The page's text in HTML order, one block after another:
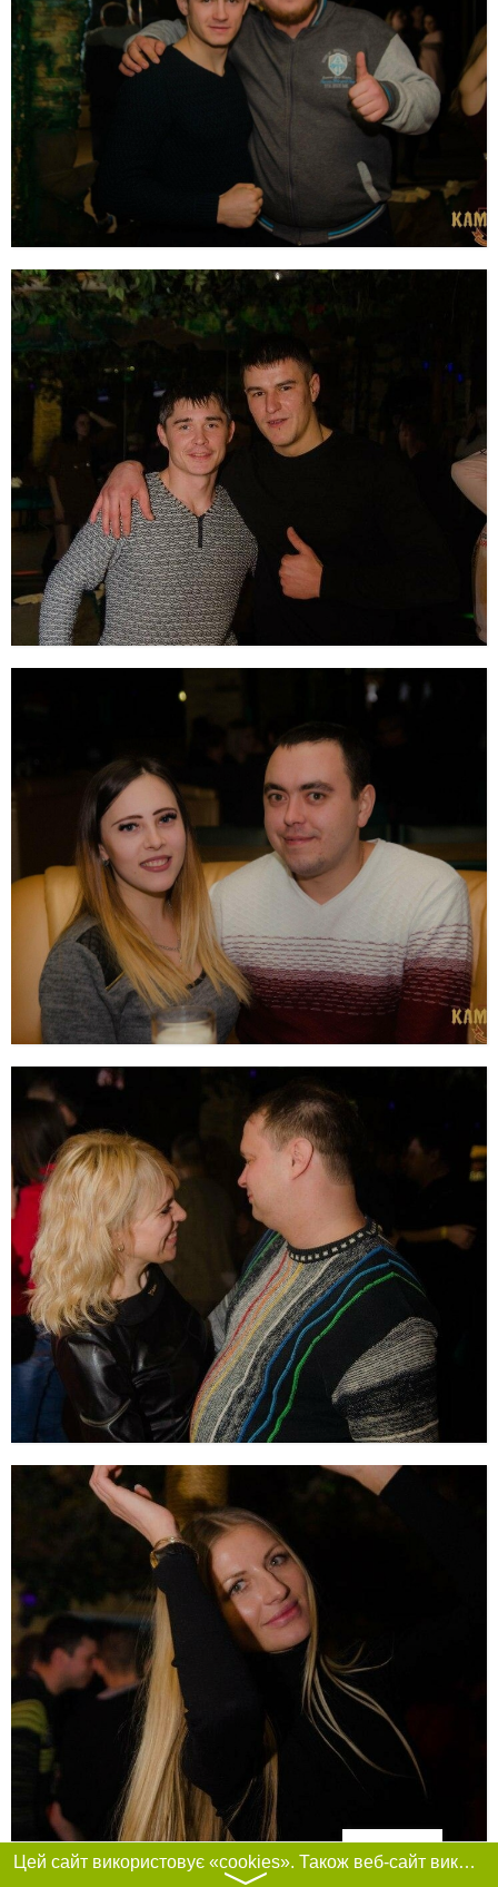
Фільтри
Цей сайт використовує «cookies». Також веб-сайт використовує інтернет-сервіс для збору технічних даних стосовно відвідувачів з метою отримання маркетингової та статистичної інформації. Умови обробки даних відвідувачів сайту див.
〉